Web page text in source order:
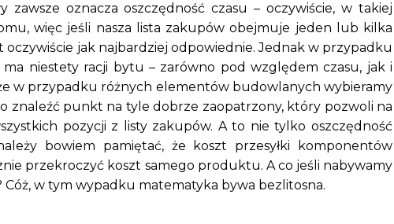
oznacza oszczędność czasu – oczywiście, w takiej
więc jeśli nasza lista zakupów obejmuje jeden lub kilka
jak najbardziej odpowiednie. Jednak w przypadku
niestety racji bytu – zarówno pod względem czasu, jak i
w przypadku różnych elementów budowlanych wybieramy
znaleźć punkt na tyle dobrze zaopatrzony, który pozwoli na
pozycji z listy zakupów. A to nie tylko oszczędność
bowiem pamiętać, że koszt przesyłki komponentów
przekroczyć koszt samego produktu. A co jeśli nabywamy
w tym wypadku matematyka bywa bezlitosna.